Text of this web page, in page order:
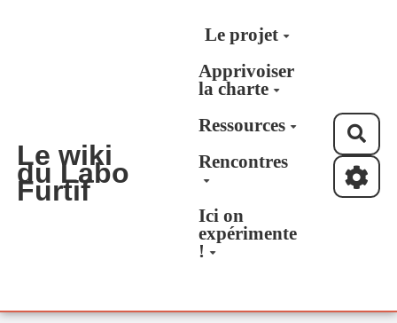
Aller au contenu principal
Le wiki
du Labo
Furtif
Le projet
Apprivoiser
la charte
Ressources
Rencontres
Ici on
expérimente
!